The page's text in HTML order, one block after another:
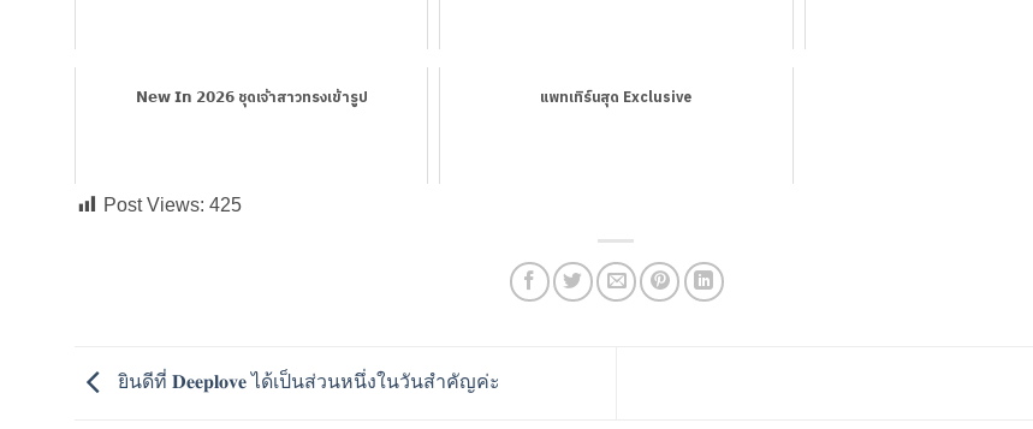
𝗡𝗲𝘄 𝗜𝗻 𝟮𝟬𝟮𝟲 ชุดเจ้าสาวทรงเข้ารูป แพทเทิร์นสุด Exclusive
Post Views: 425
ยินดีที่ 𝐃𝐞𝐞𝐩𝐥𝐨𝐯𝐞 ได้เป็นส่วนหนึ่งในวันสำคัญค่ะ